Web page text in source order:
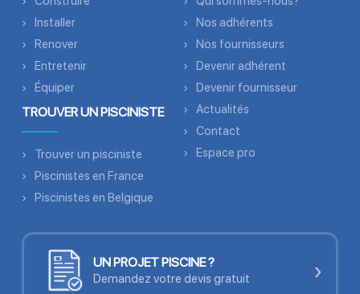
Installer
Renover
Entretenir
Équiper
TROUVER UN PISCINISTE
Trouver un pisciniste
Piscinistes en France
Piscinistes en Belgique
Nos adhérents
Nos fournisseurs
Devenir adhérent
Devenir fournisseur
Actualités
Contact
Espace pro
UN PROJET PISCINE ?
Demandez votre devis gratuit ›